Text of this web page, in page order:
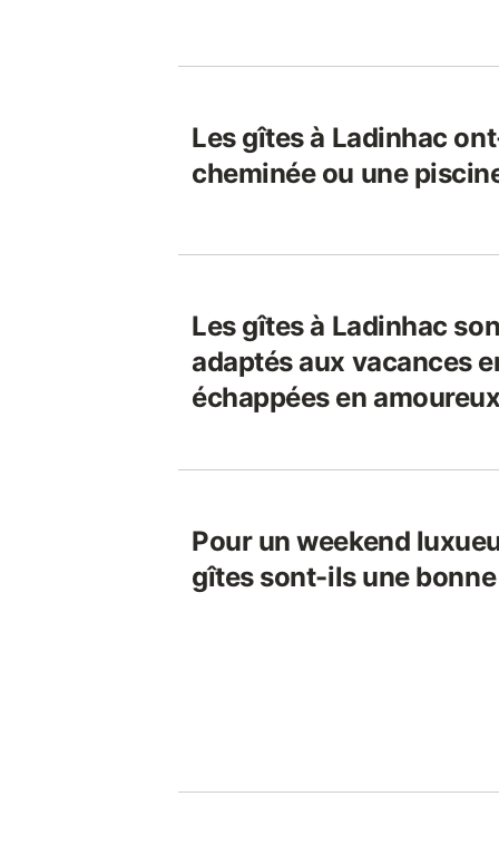
Les gîtes à Ladinhac
cheminée ou une
Les gîtes à Ladinhac
adaptés aux vacances
échappées en
Pour un weekend
gîtes sont-ils une